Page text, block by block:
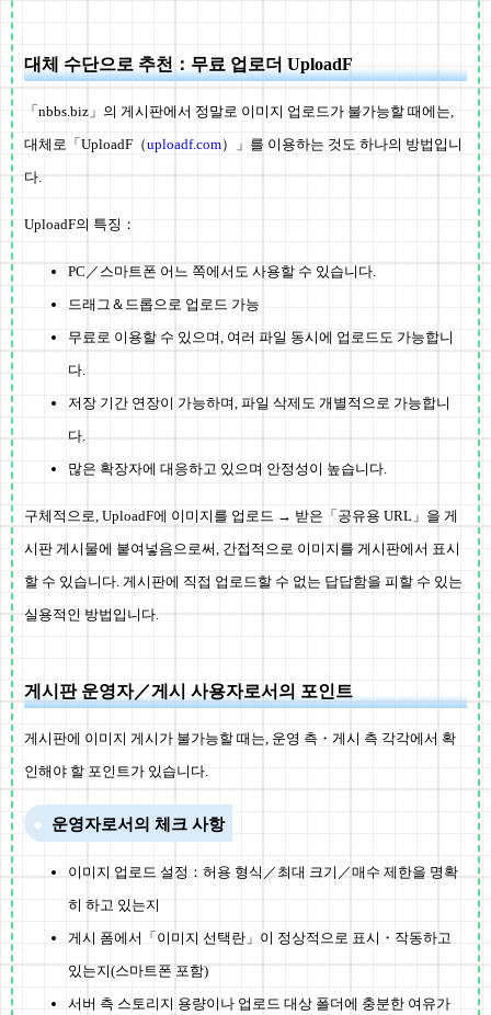
대체 수단으로 추천：무료 업로더 UploadF
「nbbs.biz」의 게시판에서 정말로 이미지 업로드가 불가능할 때에는,
대체로「UploadF（uploadf.com）」를 이용하는 것도 하나의 방법입니
다.
UploadF의 특징：
PC／스마트폰 어느 쪽에서도 사용할 수 있습니다.
드래그＆드롭으로 업로드 가능
무료로 이용할 수 있으며, 여러 파일 동시에 업로드도 가능합니
다.
저장 기간 연장이 가능하며, 파일 삭제도 개별적으로 가능합니
다.
많은 확장자에 대응하고 있으며 안정성이 높습니다.
구체적으로, UploadF에 이미지를 업로드 → 받은「공유용 URL」을 게
시판 게시물에 붙여넣음으로써, 간접적으로 이미지를 게시판에서 표시
할 수 있습니다. 게시판에 직접 업로드할 수 없는 답답함을 피할 수 있는
실용적인 방법입니다.
게시판 운영자／게시 사용자로서의 포인트
게시판에 이미지 게시가 불가능할 때는, 운영 측・게시 측 각각에서 확
인해야 할 포인트가 있습니다.
운영자로서의 체크 사항
이미지 업로드 설정：허용 형식／최대 크기／매수 제한을 명확
히 하고 있는지
게시 폼에서「이미지 선택란」이 정상적으로 표시・작동하고
있는지(스마트폰 포함)
서버 측 스토리지 용량이나 업로드 대상 폴더에 충분한 여유가